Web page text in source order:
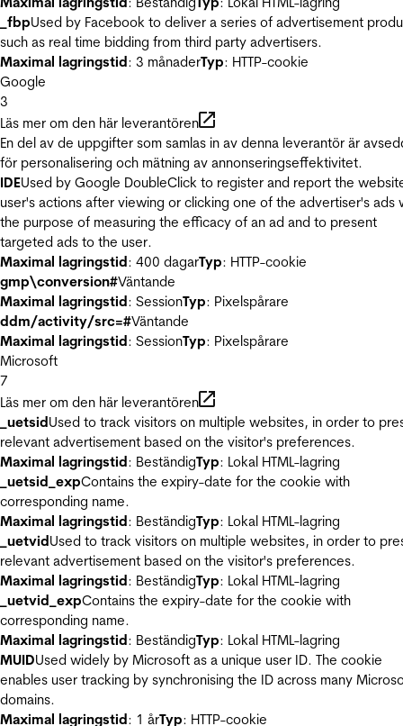
_fbpUsed by Facebook to deliver a series of advertisement
such as real time bidding from third party advertisers.
Maximal lagringstid: 3 månaderTyp: HTTP-cookie
Google
3
Läs mer om den här leverantören
En del av de uppgifter som samlas in av denna leverantör är
för personalisering och mätning av annonseringseffektivitet.
IDEUsed by Google DoubleClick to register and report the
user's actions after viewing or clicking one of the advertiser's ads
the purpose of measuring the efficacy of an ad and to present
targeted ads to the user.
Maximal lagringstid: 400 dagarTyp: HTTP-cookie
gmp\conversion#Väntande
Maximal lagringstid: SessionTyp: Pixelspårare
ddm/activity/src=#Väntande
Maximal lagringstid: SessionTyp: Pixelspårare
Microsoft
7
Läs mer om den här leverantören
_uetsidUsed to track visitors on multiple websites, in order to
relevant advertisement based on the visitor's preferences.
Maximal lagringstid: BeständigTyp: Lokal HTML-lagring
_uetsid_expContains the expiry-date for the cookie with
corresponding name.
Maximal lagringstid: BeständigTyp: Lokal HTML-lagring
_uetvidUsed to track visitors on multiple websites, in order to
relevant advertisement based on the visitor's preferences.
Maximal lagringstid: BeständigTyp: Lokal HTML-lagring
_uetvid_expContains the expiry-date for the cookie with
corresponding name.
Maximal lagringstid: BeständigTyp: Lokal HTML-lagring
MUIDUsed widely by Microsoft as a unique user ID. The cookie
enables user tracking by synchronising the ID across many
domains.
Maximal lagringstid: 1 årTyp: HTTP-cookie